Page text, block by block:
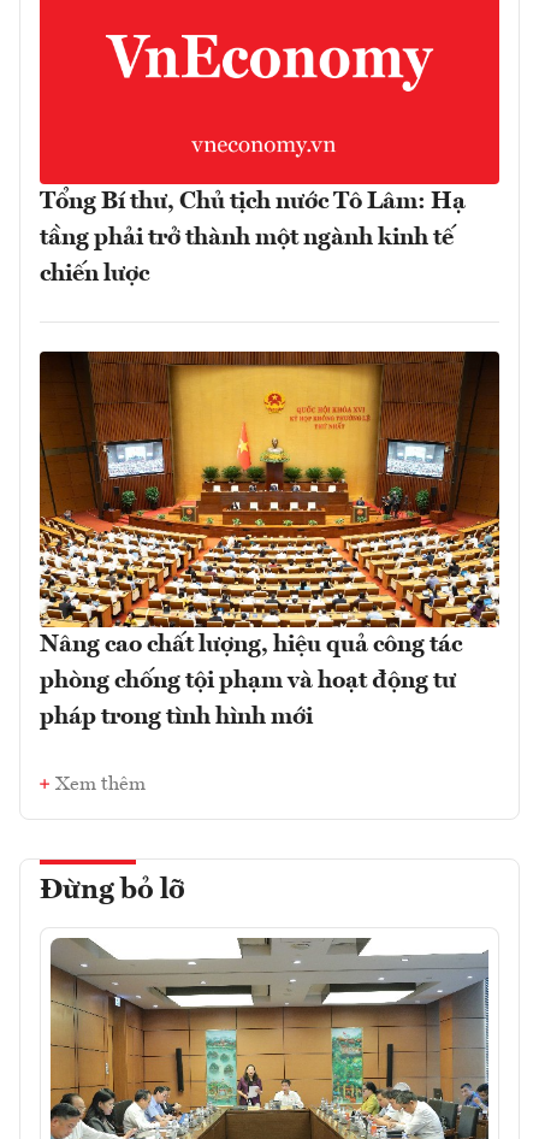
Tổng Bí thư, Chủ tịch nước Tô Lâm: Hạ
tầng phải trở thành một ngành kinh tế
chiến lược
Nâng cao chất lượng, hiệu quả công tác
phòng chống tội phạm và hoạt động tư
pháp trong tình hình mới
Xem thêm
Đừng bỏ lỡ